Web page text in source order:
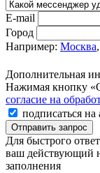
E-mail
Город
Например: Москва,
Дополнительная
Нажимая кнопку
согласие на
подписаться
Отправить запрос
Для быстрого
ваш действующий
заполнения